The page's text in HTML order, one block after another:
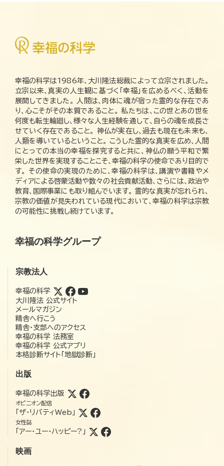
幸福の科学は1986年、大川隆法総裁によって立宗されました。
立宗以来、真実の人生観に基づく「幸福」を広めるべく、活動を
展開してきました。 人間は、肉体に魂が宿った霊的な存在であ
り、心こそがその本質であること。 私たちは、この世とあの世を
何度も転生輪廻し、様々な人生経験を通して、自らの魂を成長さ
せていく存在であること。 神仏が実在し、過去も現在も未来も、
人類を導いているということ。 こうした霊的な真実を広め、人間
にとっての本当の幸福を探究すると共に、神仏の願う平和で繁
栄した世界を実現することこそ、幸福の科学の使命であり目的で
す。 その使命の実現のために、幸福の科学は、講演や書籍やメ
ディアによる啓蒙活動や数々の社会貢献活動、さらには、政治や
教育、国際事業にも取り組んでいます。 霊的な真実が忘れられ、
宗教の価値が見失われている現代において、幸福の科学は宗教
の可能性に挑戦し続けています。
幸福の科学グループ
宗教法人
幸福の科学
大川隆法 公式サイト
メールマガジン
精舎へ行こう
精舎・支部へのアクセス
幸福の科学 法務室
幸福の科学 公式アプリ
本格診断サイト「地獄診断」
出版
幸福の科学出版
オピニオン配信
「ザ・リバティWeb」
女性誌
「アー・ユー・ハッピー?」
映画